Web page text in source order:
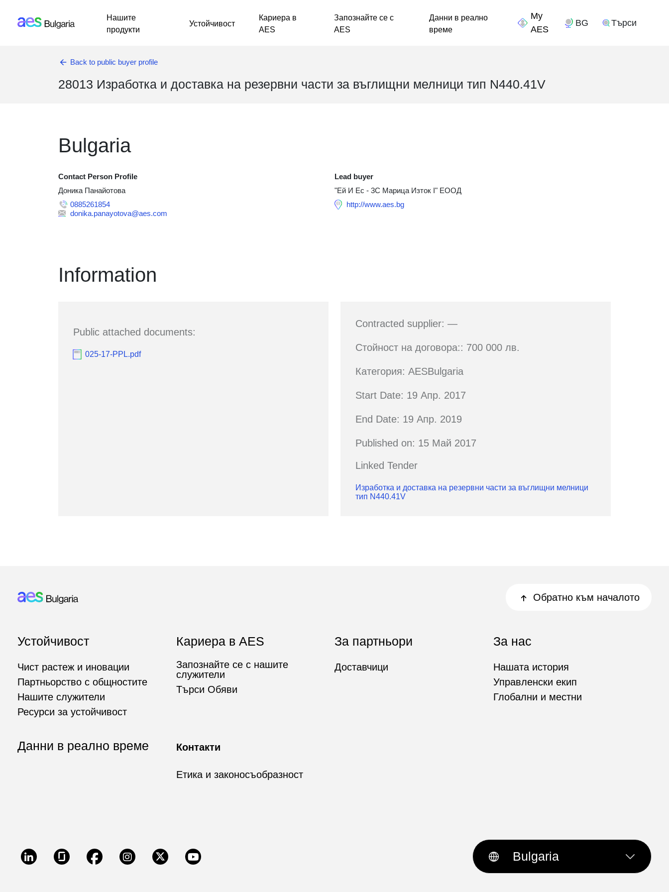
AES: Bulgaria (main)
Нашите
продукти
Устойчивост
Кариера в
AES
Запознайте се с
AES
Данни в реално
време
BG Търси
Back to public buyer profile
28013 Изработка и доставка на резервни части за въглищни мелници тип N440.41V
Bulgaria
Contact Person Profile
Доника Панайотова
0885261854
donika.panayotova@aes.com
Lead buyer
"Ей И Ес - 3С Марица Изток I" ЕООД
http://www.aes.bg
Information
Public attached documents:
025-17-PPL.pdf
Contracted supplier: —
Стойност на договора:: 700 000 лв.
Категория: AESBulgaria
Start Date: 19 Апр. 2017
End Date: 19 Апр. 2019
Published on: 15 Май 2017
Linked Tender
Изработка и доставка на резервни части за въглищни мелници
тип N440.41V
Обратно към началото
Footer: Bulgaria
Устойчивост
Чист растеж и иновации
Партньорство с общностите
Нашите служители
Ресурси за устойчивост
Кариера в AES
Запознайте се с нашите
служители
Търси Обяви
За партньори
Доставчици
За нас
Нашата история
Управленски екип
Глобални и местни
Данни в реално време Контакти
Етика и законосъобразност
LinkedInGlassdoorFacebookInstagram
X Youtube Bulgaria